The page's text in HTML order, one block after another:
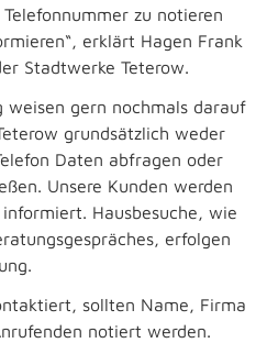
zu notieren
erklärt Hagen Frank
Stadtwerke Teterow.
weisen gern nochmals darauf
grundsätzlich weder
Daten abfragen oder
Unsere Kunden werden
informiert. Hausbesuche, wie
erfolgen
sollten Name, Firma
notiert werden.